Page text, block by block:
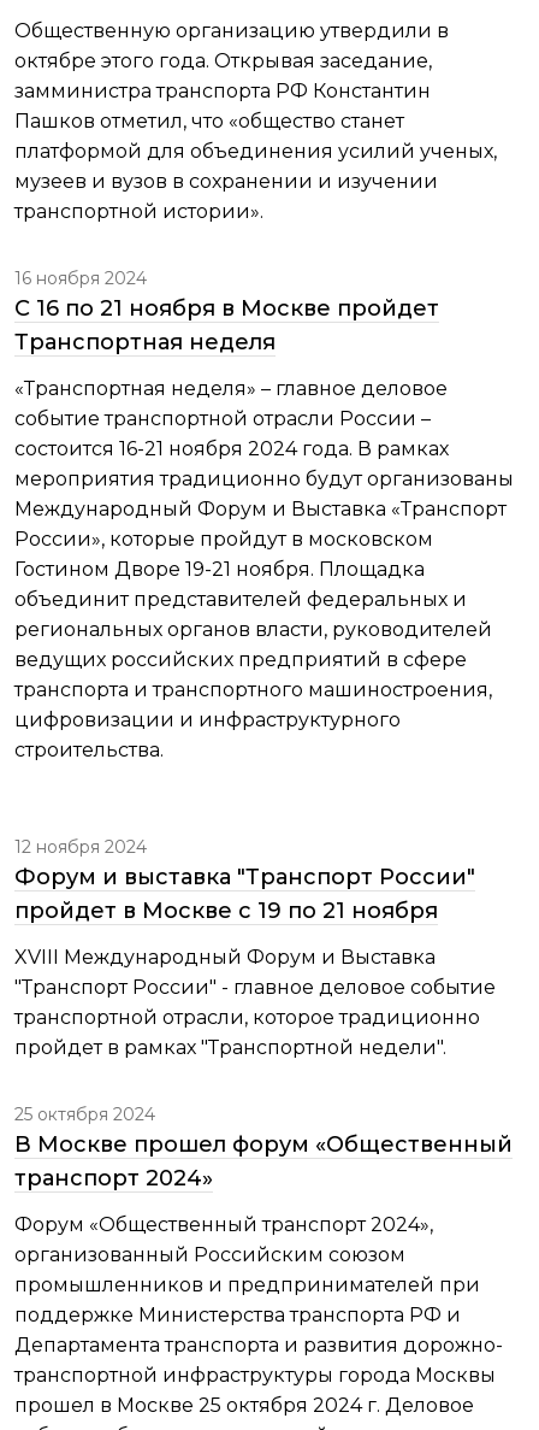
Общественную организацию утвердили в
октябре этого года. Открывая заседание,
замминистра транспорта РФ Константин
Пашков отметил, что «общество станет
платформой для объединения усилий ученых,
музеев и вузов в сохранении и изучении
транспортной истории».
16 ноября 2024
С 16 по 21 ноября в Москве пройдет
Транспортная неделя
«Транспортная неделя» – главное деловое
событие транспортной отрасли России –
состоится 16-21 ноября 2024 года. В рамках
мероприятия традиционно будут организованы
Международный Форум и Выставка «Транспорт
России», которые пройдут в московском
Гостином Дворе 19-21 ноября. Площадка
объединит представителей федеральных и
региональных органов власти, руководителей
ведущих российских предприятий в сфере
транспорта и транспортного машиностроения,
цифровизации и инфраструктурного
строительства.
12 ноября 2024
Форум и выставка "Транспорт России"
пройдет в Москве с 19 по 21 ноября
XVIII Международный Форум и Выставка
"Транспорт России" - главное деловое событие
транспортной отрасли, которое традиционно
пройдет в рамках "Транспортной недели".
25 октября 2024
В Москве прошел форум «Общественный
транспорт 2024»
Форум «Общественный транспорт 2024»,
организованный Российским союзом
промышленников и предпринимателей при
поддержке Министерства транспорта РФ и
Департамента транспорта и развития дорожно-
транспортной инфраструктуры города Москвы
прошел в Москве 25 октября 2024 г. Деловое